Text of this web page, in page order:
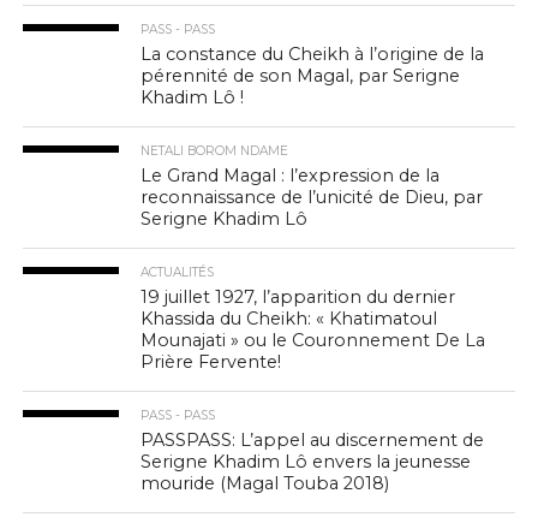
PASS - PASS
La constance du Cheikh à l’origine de la
pérennité de son Magal, par Serigne
Khadim Lô !
NETALI BOROM NDAME
Le Grand Magal : l’expression de la
reconnaissance de l’unicité de Dieu, par
Serigne Khadim Lô
ACTUALITÉS
19 juillet 1927, l’apparition du dernier
Khassida du Cheikh: « Khatimatoul
Mounajati » ou le Couronnement De La
Prière Fervente!
PASS - PASS
PASSPASS: L’appel au discernement de
Serigne Khadim Lô envers la jeunesse
mouride (Magal Touba 2018)